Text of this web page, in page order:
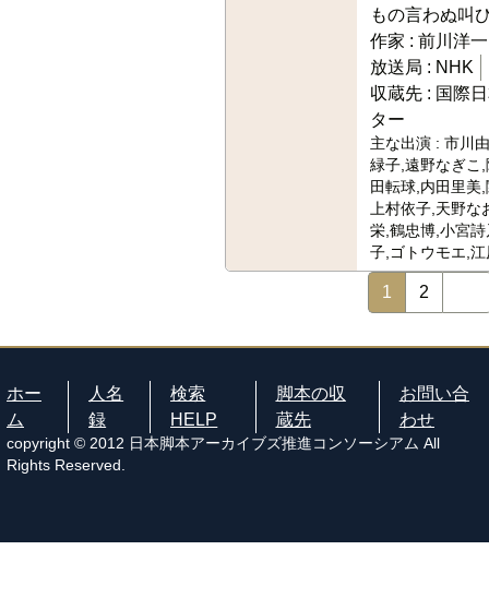
もの言わぬ叫
作家 : 前川洋一
放送局 : NHK
収蔵先 : 国際
ター
主な出演 : 市川
緑子,遠野なぎこ
田転球,内田里美
上村依子,天野
栄,鶴忠博,小宮
子,ゴトウモエ,
1 2
ホー
ム
人名
録
検索
HELP
脚本の収
蔵先
お問い合
わせ
copyright © 2012 日本脚本アーカイブズ推進コンソーシアム All
Rights Reserved.